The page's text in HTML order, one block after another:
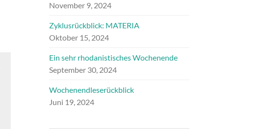
November 9, 2024
Zyklusrückblick: MATERIA
Oktober 15, 2024
Ein sehr rhodanistisches Wochenende
September 30, 2024
Wochenendleserückblick
Juni 19, 2024